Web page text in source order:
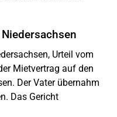
Urteil vom
Mietvertrag auf den
Der Vater übernahm
Das Gericht